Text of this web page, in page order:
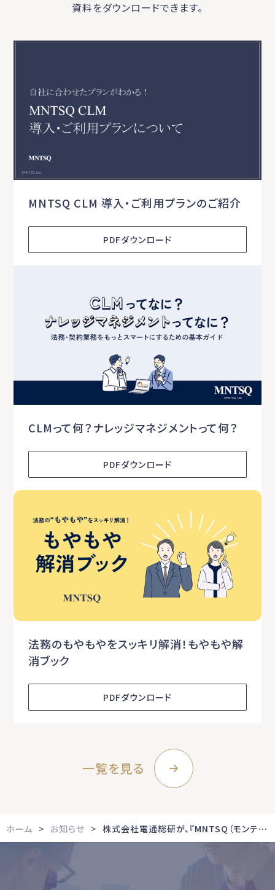
資料をダウンロードできます。
MNTSQ CLM 導入・ご利用プランのご紹介
PDFダウンロード
CLMって何？ナレッジマネジメントって何？
PDFダウンロード
法務のもやもやをスッキリ解消！もやもや解
消ブック
PDFダウンロード
一覧を見る
ホーム お知らせ 株式会社電通総研が、『MNTSQ（モンテスキュー ） AI Agent』を実装した新サービス「MNTSQ AI契約アシスタント」を導入開始